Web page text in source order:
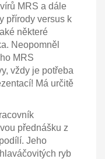
MRS a dále
přírody versus k
některé
Neopomněl
MRS
vždy je potřeba
Má určitě
přednášku z
Jeho
ryb